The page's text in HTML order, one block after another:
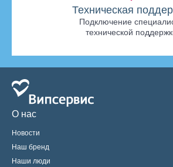
Техническая
Подключение
технической
О нас
Новости
Наш бренд
Наши люди